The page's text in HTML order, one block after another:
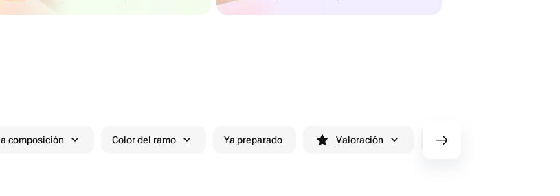
composición Color del ramo Ya preparado Valoración cv/filters/name_fast_delivery